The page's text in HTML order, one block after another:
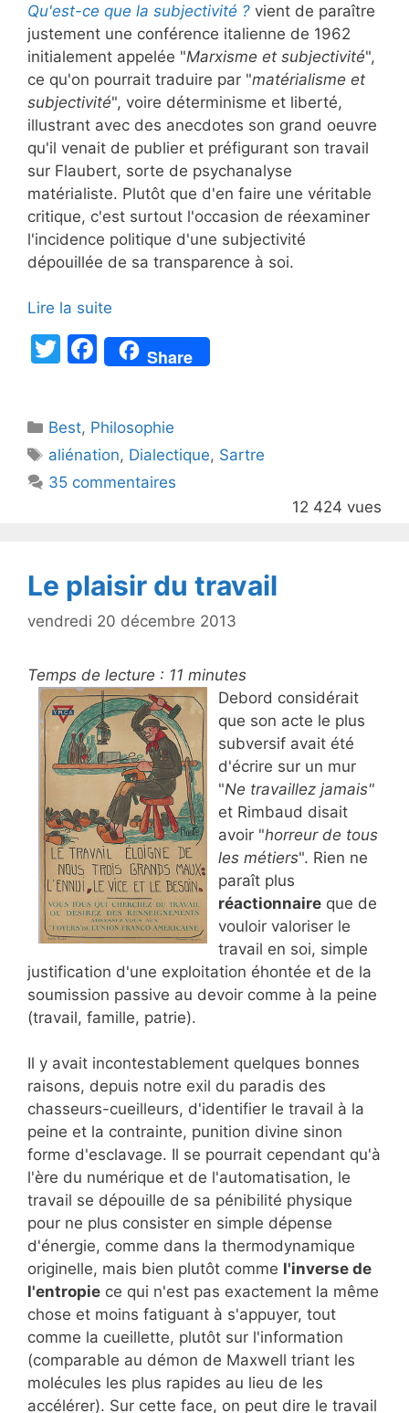
Qu'est-ce que la subjectivité ? vient de paraître
justement une conférence italienne de 1962
initialement appelée "Marxisme et subjectivité",
ce qu'on pourrait traduire par "matérialisme et
subjectivité", voire déterminisme et liberté,
illustrant avec des anecdotes son grand oeuvre
qu'il venait de publier et préfigurant son travail
sur Flaubert, sorte de psychanalyse
matérialiste. Plutôt que d'en faire une véritable
critique, c'est surtout l'occasion de réexaminer
l'incidence politique d'une subjectivité
dépouillée de sa transparence à soi.
Lire la suite
T
er
F
a
e
b
o
Share
Catégories
Best, Philosophie
Étiquettes
aliénation, Dialectique, Sartre
35 commentaires
12 424 vues
Le plaisir du travail
vendredi 20 décembre 2013
Temps de lecture : 11 minutes
Debord considérait
que son acte le plus
subversif avait été
d'écrire sur un mur
"Ne travaillez jamais"
et Rimbaud disait
avoir "horreur de tous
les métiers". Rien ne
paraît plus
réactionnaire que de
vouloir valoriser le
travail en soi, simple
justification d'une exploitation éhontée et de la
soumission passive au devoir comme à la peine
(travail, famille, patrie).
Il y avait incontestablement quelques bonnes
raisons, depuis notre exil du paradis des
chasseurs-cueilleurs, d'identifier le travail à la
peine et la contrainte, punition divine sinon
forme d'esclavage. Il se pourrait cependant qu'à
l'ère du numérique et de l'automatisation, le
travail se dépouille de sa pénibilité physique
pour ne plus consister en simple dépense
d'énergie, comme dans la thermodynamique
originelle, mais bien plutôt comme l'inverse de
l'entropie ce qui n'est pas exactement la même
chose et moins fatiguant à s'appuyer, tout
comme la cueillette, plutôt sur l'information
(comparable au démon de Maxwell triant les
molécules les plus rapides au lieu de les
accélérer). Sur cette face, on peut dire le travail